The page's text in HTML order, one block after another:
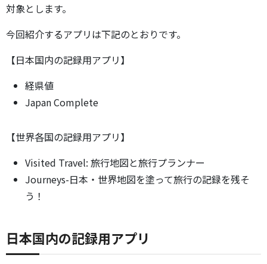
対象とします。
今回紹介するアプリは下記のとおりです。
【日本国内の記録用アプリ】
経県値
Japan Complete
【世界各国の記録用アプリ】
Visited Travel: 旅行地図と旅行プランナー
Journeys-日本・世界地図を塗って旅行の記録を残そ
う！
日本国内の記録用アプリ